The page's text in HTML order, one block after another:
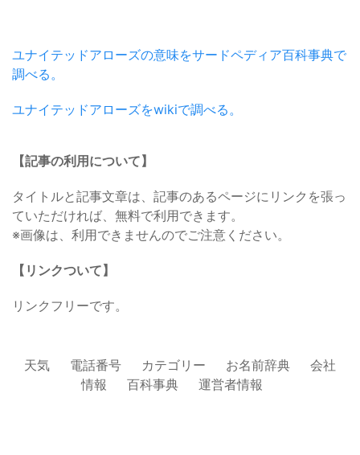
ユナイテッドアローズの意味をサードペディア百科事典で
調べる。
ユナイテッドアローズをwikiで調べる。
【記事の利用について】
タイトルと記事文章は、記事のあるページにリンクを張っ
ていただければ、無料で利用できます。
※画像は、利用できませんのでご注意ください。
【リンクついて】
リンクフリーです。
天気 電話番号 カテゴリー お名前辞典
会社
情報
百科事典 運営者情報